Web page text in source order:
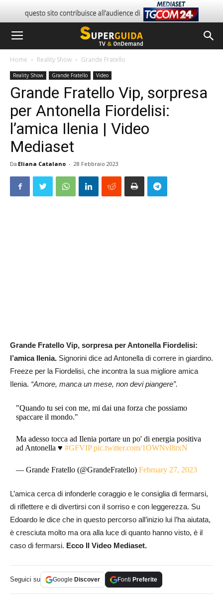
Home Reality Show Grande Fratello
Reality Show Grande Fratello Video
Grande Fratello Vip, sorpresa
per Antonella Fiordelisi:
l’amica Ilenia | Video
Mediaset
Da Eliana Catalano - 28 Febbraio 2023
Grande Fratello Vip, sorpresa per Antonella Fiordelisi:
l’amica Ilenia. Signorini dice ad Antonella di correre in giardino.
Freeze per la Fiordelisi, che incontra la sua migliore amica
Ilenia. “Amore, manca un mese, non devi piangere”.
"Quando tu sei con me, mi dai una forza che possiamo
spaccare il mondo."
Ma adesso tocca ad Ilenia portare un po' di energia positiva
ad Antonella ♥️#GFVIP pic.twitter.com/1OWNvl8rxN
— Grande Fratello (@GrandeFratello)February 27, 2023
L’amica cerca di infonderle coraggio e le consiglia di fermarsi,
di riflettere e di divertirsi con il sorriso e con leggerezza. Su
Edoardo le dice che in questo percorso all’inizio lui l’ha aiutata,
è cresciuta molto ma ora alla luce di quanto hanno visto, è il
caso di fermarsi. Ecco Il Video Mediaset.
Seguici su Google Discover Fonti Preferite